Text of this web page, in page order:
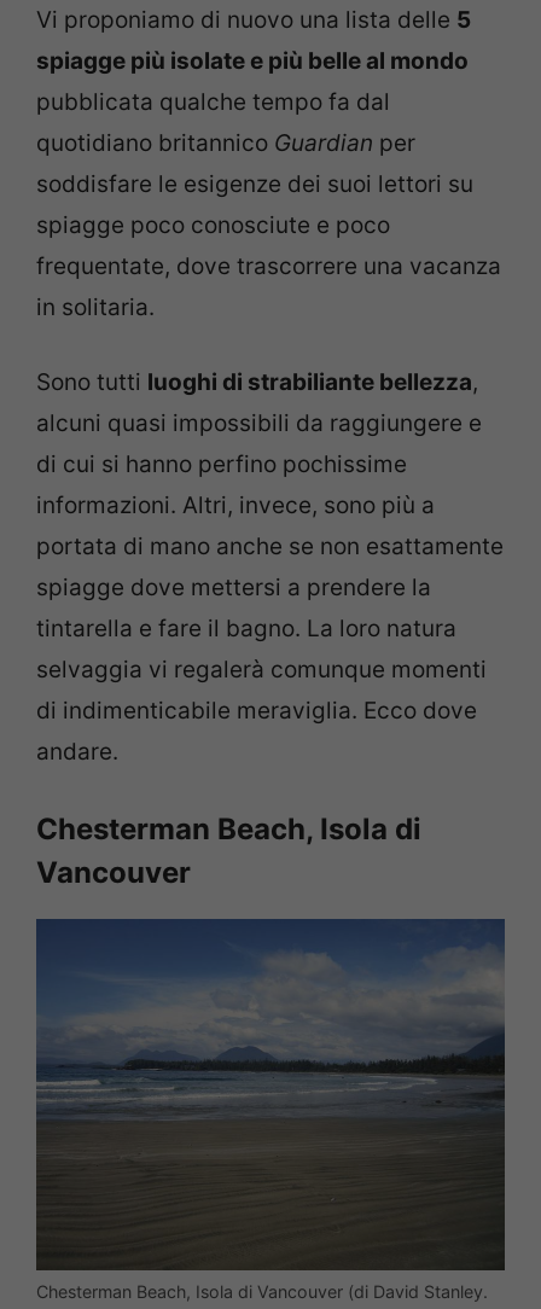
Vi proponiamo di nuovo una lista delle 5
spiagge più isolate e più belle al mondo
pubblicata qualche tempo fa dal
quotidiano britannico Guardian per
soddisfare le esigenze dei suoi lettori su
spiagge poco conosciute e poco
frequentate, dove trascorrere una vacanza
in solitaria.
Sono tutti luoghi di strabiliante bellezza,
alcuni quasi impossibili da raggiungere e
di cui si hanno perfino pochissime
informazioni. Altri, invece, sono più a
portata di mano anche se non esattamente
spiagge dove mettersi a prendere la
tintarella e fare il bagno. La loro natura
selvaggia vi regalerà comunque momenti
di indimenticabile meraviglia. Ecco dove
andare.
Chesterman Beach, Isola di
Vancouver
Chesterman Beach, Isola di Vancouver (di David Stanley.